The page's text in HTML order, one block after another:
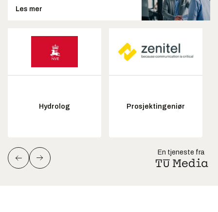
Les mer
Hydrolog Prosjektingeniør
En tjeneste fra